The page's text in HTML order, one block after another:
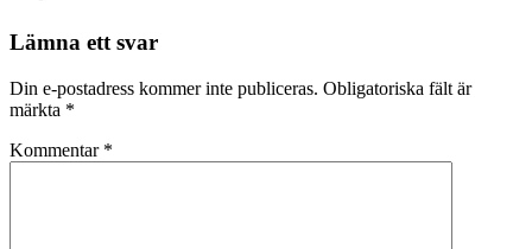
Lämna ett svar
Din e-postadress kommer inte publiceras. Obligatoriska fält är
märkta *
Kommentar *